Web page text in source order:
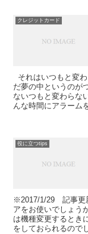
クレジットカード
それはいつもと変
だ夢の中というのが
ないつもと変わらな
んな時間にアラーム
役に立つtips
※2017/1/29 記事更
アをお使いでしょう
は機種変更するとき
をしておられるので